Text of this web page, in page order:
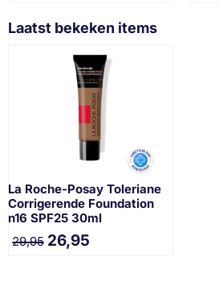
Laatst bekeken items
La Roche-Posay Toleriane
Corrigerende Foundation
n16 SPF25 30ml
29,95 26,95